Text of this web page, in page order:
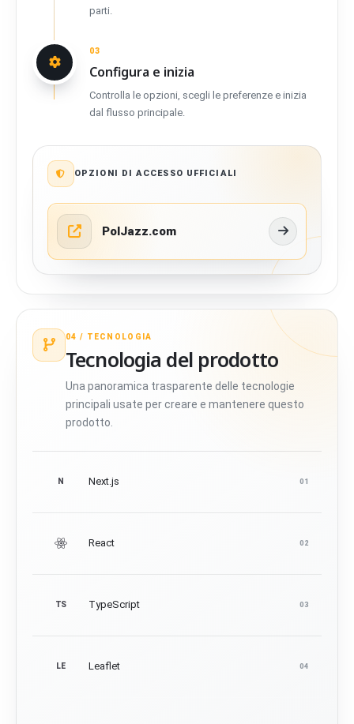
parti.
03
Configura e inizia
Controlla le opzioni, scegli le preferenze e inizia
dal flusso principale.
OPZIONI DI ACCESSO UFFICIALI
PolJazz.com
04 / TECNOLOGIA
Tecnologia del prodotto
Una panoramica trasparente delle tecnologie
principali usate per creare e mantenere questo
prodotto.
N Next.js 01
React 02
TS TypeScript 03
LE Leaflet 04